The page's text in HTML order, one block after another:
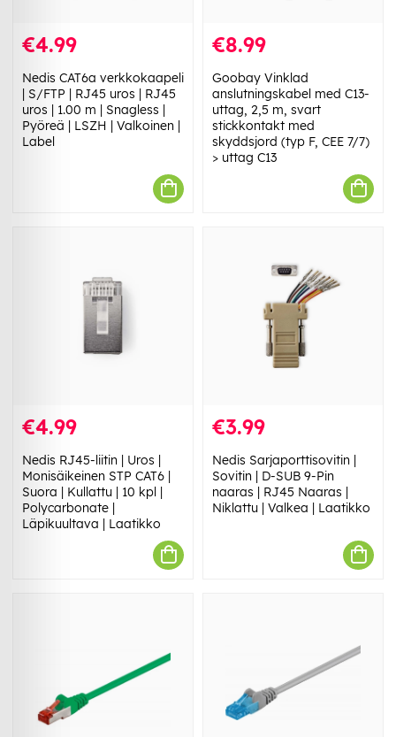
€4.99
Nedis CAT6a verkkokaapeli
| S/FTP | RJ45 uros | RJ45
uros | 1.00 m | Snagless |
Pyöreä | LSZH | Valkoinen |
Label
€8.99
Goobay Vinklad
anslutningskabel med C13-
uttag, 2,5 m, svart
stickkontakt med
skyddsjord (typ F, CEE 7/7)
> uttag C13
€4.99
Nedis RJ45-liitin | Uros |
Monisäikeinen STP CAT6 |
Suora | Kullattu | 10 kpl |
Polycarbonate |
Läpikuultava | Laatikko
€3.99
Nedis Sarjaporttisovitin |
Sovitin | D-SUB 9-Pin
naaras | RJ45 Naaras |
Niklattu | Valkea | Laatikko